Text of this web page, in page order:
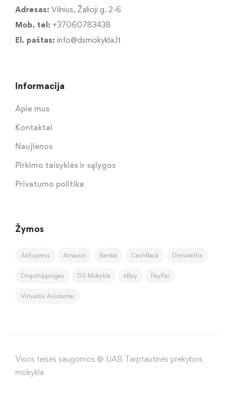
Adresas: Vilnius, Žalioji g. 2-6
Mob. tel: +37060783438
El. paštas: info@dsmokykla.lt
Informacija
Apie mus
Kontaktai
Naujienos
Pirkimo taisyklės ir sąlygos
Privatumo politika
Žymos
AliExpress Amazon Bankai CashBack Dienoraštis
Dropshippingas DS Mokykla eBay PayPal
Virtualūs Asistentai
Visos teisės saugomos @ UAB Tarptautinės prekybos
mokykla